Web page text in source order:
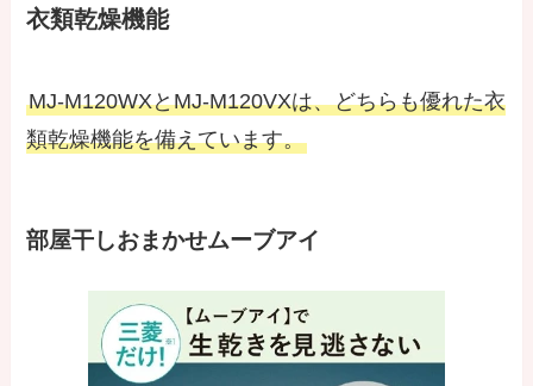
衣類乾燥機能
MJ-M120WXとMJ-M120VXは、どちらも優れた衣
類乾燥機能を備えています。
部屋干しおまかせムーブアイ